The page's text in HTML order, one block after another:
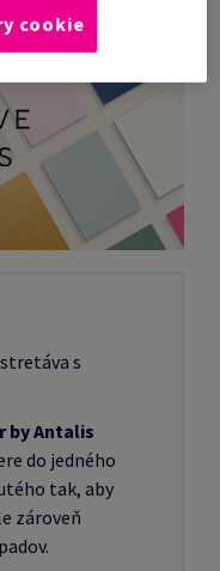
s
by Antalis
do jedného
tak, aby
zároveň
cookie